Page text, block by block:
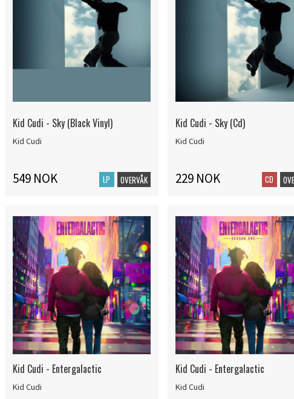
Kid Cudi - Sky (Black Vinyl)
Kid Cudi
549 NOK LP OVERVÅK
Kid Cudi - Sky (Cd)
Kid Cudi
229 NOK CD
Kid Cudi - Entergalactic
Kid Cudi
Kid Cudi - Entergalactic
Kid Cudi